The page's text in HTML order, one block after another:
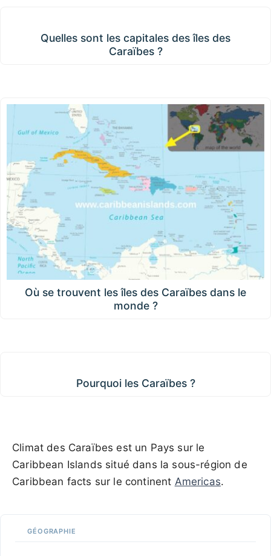
Quelles sont les capitales des îles des
Caraïbes ?
Où se trouvent les îles des Caraïbes dans le
monde ?
Pourquoi les Caraïbes ?
Climat des Caraïbes est un Pays sur le
Caribbean Islands situé dans la sous-région de
Caribbean facts sur le continent Americas.
GÉOGRAPHIE